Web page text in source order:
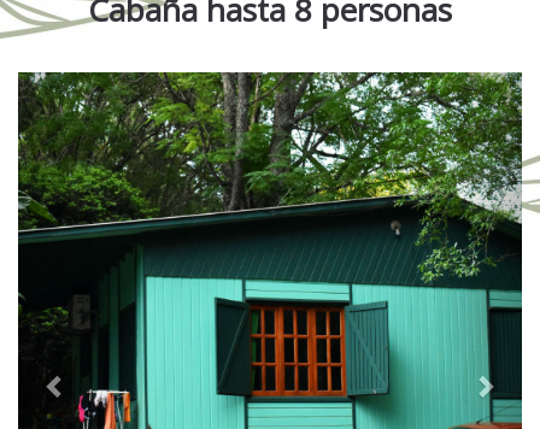
Cabaña hasta 8 personas
Previous Next